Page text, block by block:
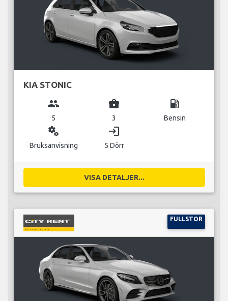
KIA STONIC
group
5
business_center
3
local_gas_station
Bensin
miscellaneous_services
Bruksanvisning
login
5 Dörr
VISA DETALJER...
FULLSTOR